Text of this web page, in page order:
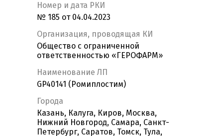
Номер и дата РКИ
№ 185 от 04.04.2023
Организация, проводящая КИ
Общество с ограниченной
ответственностью «ГЕРОФАРМ»
Наименование ЛП
GP40141 (Ромиплостим)
Города
Казань, Калуга, Киров, Москва,
Нижний Новгород, Самара, Санкт-
Петербург, Саратов, Томск, Тула,